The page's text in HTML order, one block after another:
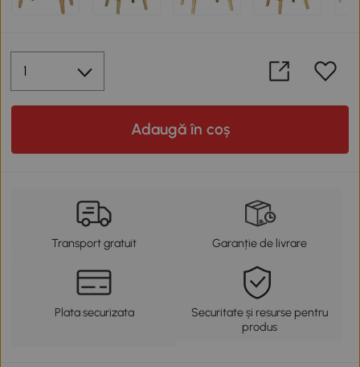
Adaugă în coș
Transport gratuit Garanție de livrare
Plata securizata
Securitate și resurse pentru
produs